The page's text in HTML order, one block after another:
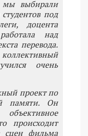
мы выбирали
под
доцента
над
перевода.
очень
проект по
памяти. Он
происходит
сцен фильма